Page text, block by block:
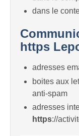
dans le
https
adresses
boites aux
anti-spam
adresses
https://